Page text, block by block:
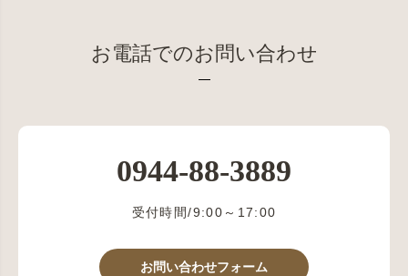
お電話でのお問い合わせ
0944-88-3889
受付時間/9:00～17:00
お問い合わせフォーム